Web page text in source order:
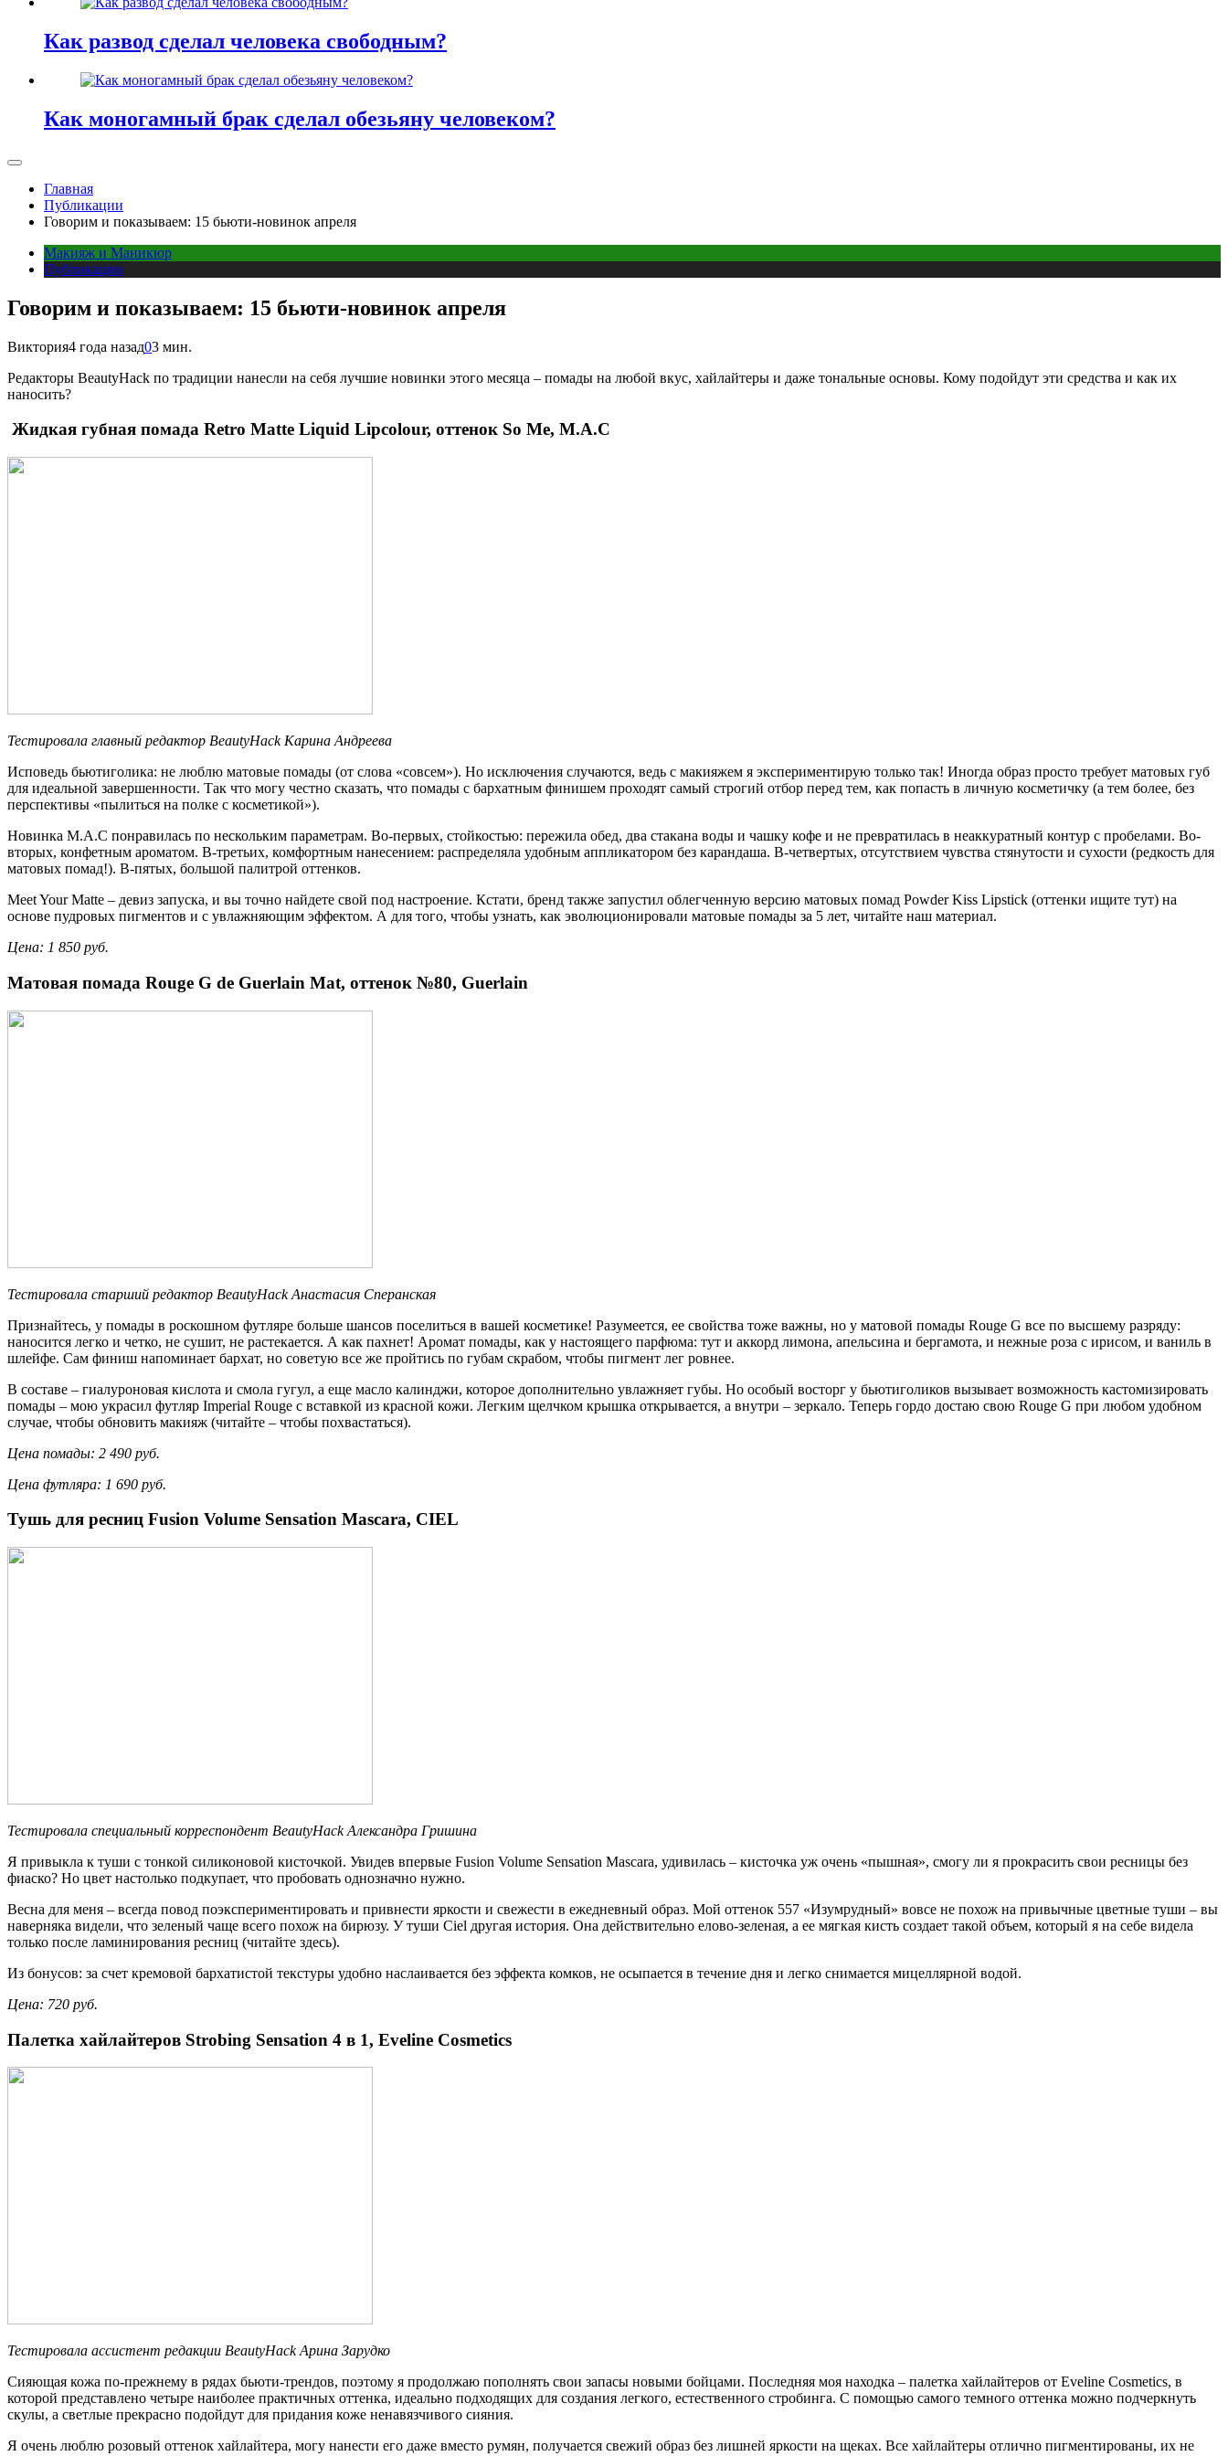
Как развод сделал человека свободным?
Как моногамный брак сделал обезьяну человеком?
Главная
Публикации
Говорим и показываем: 15 бьюти-новинок апреля
Макияж и Маникюр
Публикации
Говорим и показываем: 15 бьюти-новинок апреля
Виктория4 года назад03 мин.
Редакторы BeautyHack по традиции нанесли на себя лучшие новинки этого месяца – помады на любой вкус, хайлайтеры и даже тональные основы. Кому подойдут эти средства и как их
наносить?
Жидкая губная помада Retro Matte Liquid Lipcolour, оттенок So Me, M.A.C
Тестировала главный редактор BeautyHack Карина Андреева
Исповедь бьютиголика: не люблю матовые помады (от слова «совсем»). Но исключения случаются, ведь с макияжем я экспериментирую только так! Иногда образ просто требует матовых губ
для идеальной завершенности. Так что могу честно сказать, что помады с бархатным финишем проходят самый строгий отбор перед тем, как попасть в личную косметичку (а тем более, без
перспективы «пылиться на полке с косметикой»).
Новинка M.A.C понравилась по нескольким параметрам. Во-первых, стойкостью: пережила обед, два стакана воды и чашку кофе и не превратилась в неаккуратный контур с пробелами. Во-
вторых, конфетным ароматом. В-третьих, комфортным нанесением: распределяла удобным аппликатором без карандаша. В-четвертых, отсутствием чувства стянутости и сухости (редкость для
матовых помад!). В-пятых, большой палитрой оттенков.
Meet Your Matte – девиз запуска, и вы точно найдете свой под настроение. Кстати, бренд также запустил облегченную версию матовых помад Powder Kiss Lipstick (оттенки ищите тут) на
основе пудровых пигментов и с увлажняющим эффектом. А для того, чтобы узнать, как эволюционировали матовые помады за 5 лет, читайте наш материал.
Цена: 1 850 руб.
Матовая помада Rouge G de Guerlain Mat, оттенок №80, Guerlain
Тестировала старший редактор BeautyHackАнастасия Сперанская
Признайтесь, у помады в роскошном футляре больше шансов поселиться в вашей косметике! Разумеется, ее свойства тоже важны, но у матовой помады Rouge G все по высшему разряду:
наносится легко и четко, не сушит, не растекается. А как пахнет! Аромат помады, как у настоящего парфюма: тут и аккорд лимона, апельсина и бергамота, и нежные роза с ирисом, и ваниль в
шлейфе. Сам финиш напоминает бархат, но советую все же пройтись по губам скрабом, чтобы пигмент лег ровнее.
В составе – гиалуроновая кислота и смола гугул, а еще масло калинджи, которое дополнительно увлажняет губы. Но особый восторг у бьютиголиков вызывает возможность кастомизировать
помады – мою украсил футляр Imperial Rouge с вставкой из красной кожи. Легким щелчком крышка открывается, а внутри – зеркало. Теперь гордо достаю свою Rouge G при любом удобном
случае, чтобы обновить макияж (читайте – чтобы похвастаться).
Цена помады: 2 490 руб.
Цена футляра: 1 690 руб.
Тушь для ресниц Fusion Volume Sensation Mascara, CIEL
Тестировала специальный корреспондент BeautyHack Александра Гришина
Я привыкла к туши с тонкой силиконовой кисточкой. Увидев впервые Fusion Volume Sensation Mascara, удивилась – кисточка уж очень «пышная», смогу ли я прокрасить свои ресницы без
фиаско? Но цвет настолько подкупает, что пробовать однозначно нужно.
Весна для меня – всегда повод поэкспериментировать и привнести яркости и свежести в ежедневный образ. Мой оттенок 557 «Изумрудный» вовсе не похож на привычные цветные туши – вы
наверняка видели, что зеленый чаще всего похож на бирюзу. У туши Ciel другая история. Она действительно елово-зеленая, а ее мягкая кисть создает такой объем, который я на себе видела
только после ламинирования ресниц (читайте здесь).
Из бонусов: за счет кремовой бархатистой текстуры удобно наслаивается без эффекта комков, не осыпается в течение дня и легко снимается мицеллярной водой.
Цена: 720 руб.
Палетка хайлайтеров Strobing Sensation 4 в 1, Eveline Cosmetics
Тестировала ассистент редакции BeautyHack Арина Зарудко
Сияющая кожа по-прежнему в рядах бьюти-трендов, поэтому я продолжаю пополнять свои запасы новыми бойцами. Последняя моя находка – палетка хайлайтеров от Eveline Cosmetics, в
которой представлено четыре наиболее практичных оттенка, идеально подходящих для создания легкого, естественного стробинга. С помощью самого темного оттенка можно подчеркнуть
скулы, а светлые прекрасно подойдут для придания коже ненавязчивого сияния.
Я очень люблю розовый оттенок хайлайтера, могу нанести его даже вместо румян, получается свежий образ без лишней яркости на щеках. Все хайлайтеры отлично пигментированы, их не